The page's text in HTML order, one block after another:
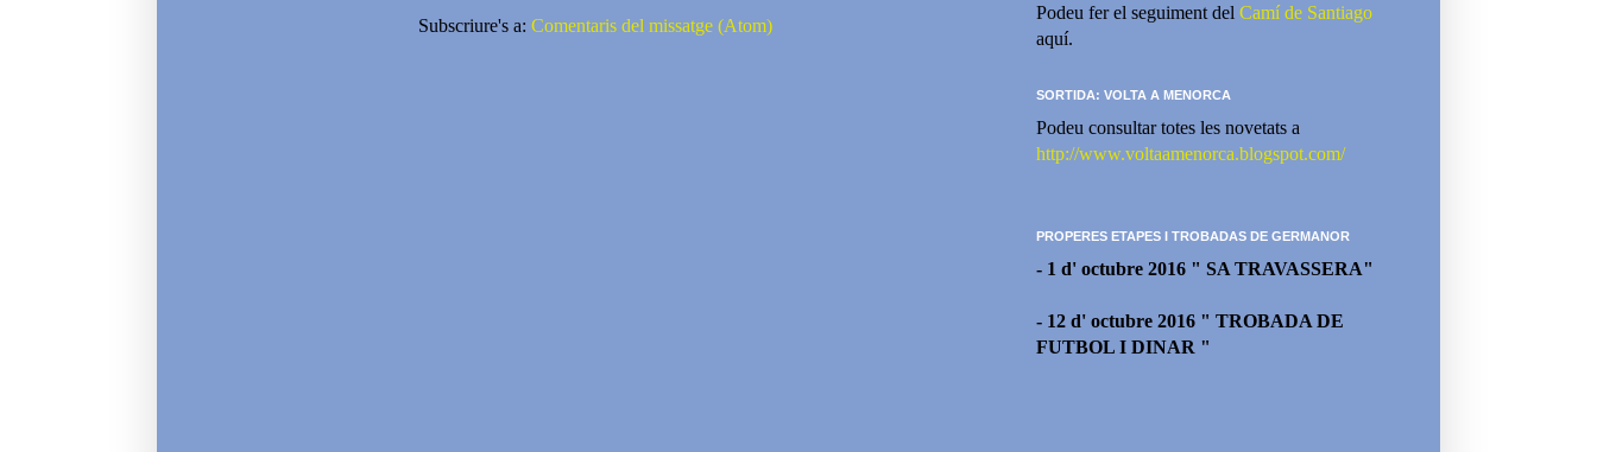
Subscriure's a: Comentaris del missatge (Atom)
Podeu fer el seguiment del Camí de Santiago
aquí.
SORTIDA: VOLTA A MENORCA
Podeu consultar totes les novetats a
http://www.voltaamenorca.blogspot.com/
PROPERES ETAPES I TROBADAS DE GERMANOR
- 1 d' octubre 2016 " SA TRAVASSERA"
- 12 d' octubre 2016 " TROBADA DE
FUTBOL I DINAR "